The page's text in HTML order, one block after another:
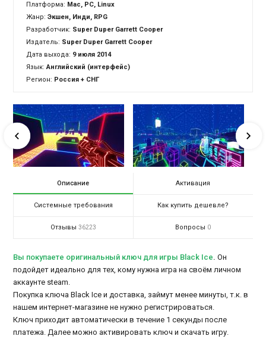
Платформа: Mac, PC, Linux
Жанр:Экшен, Инди, RPG
Разработчик: Super Duper Garrett Cooper
Издатель: Super Duper Garrett Cooper
Дата выхода: 9 июля 2014
Язык:Английский (интерфейс)
Регион: Россия + СНГ
Описание Активация
Системные требования Как купить дешевле?
Отзывы 36223 Вопросы 0
Вы покупаете оригинальный ключ для игры Black Ice. Он
подойдет идеально для тех, кому нужна игра на своём личном
аккаунте steam.
Покупка ключа Black Ice и доставка, займут менее минуты, т.к. в
нашем интернет-магазине не нужно регистрироваться.
Ключ приходит автоматически в течение 1 секунды после
платежа. Далее можно активировать ключ и скачать игру.